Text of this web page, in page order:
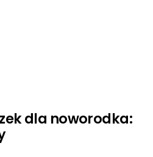
dla noworodka: